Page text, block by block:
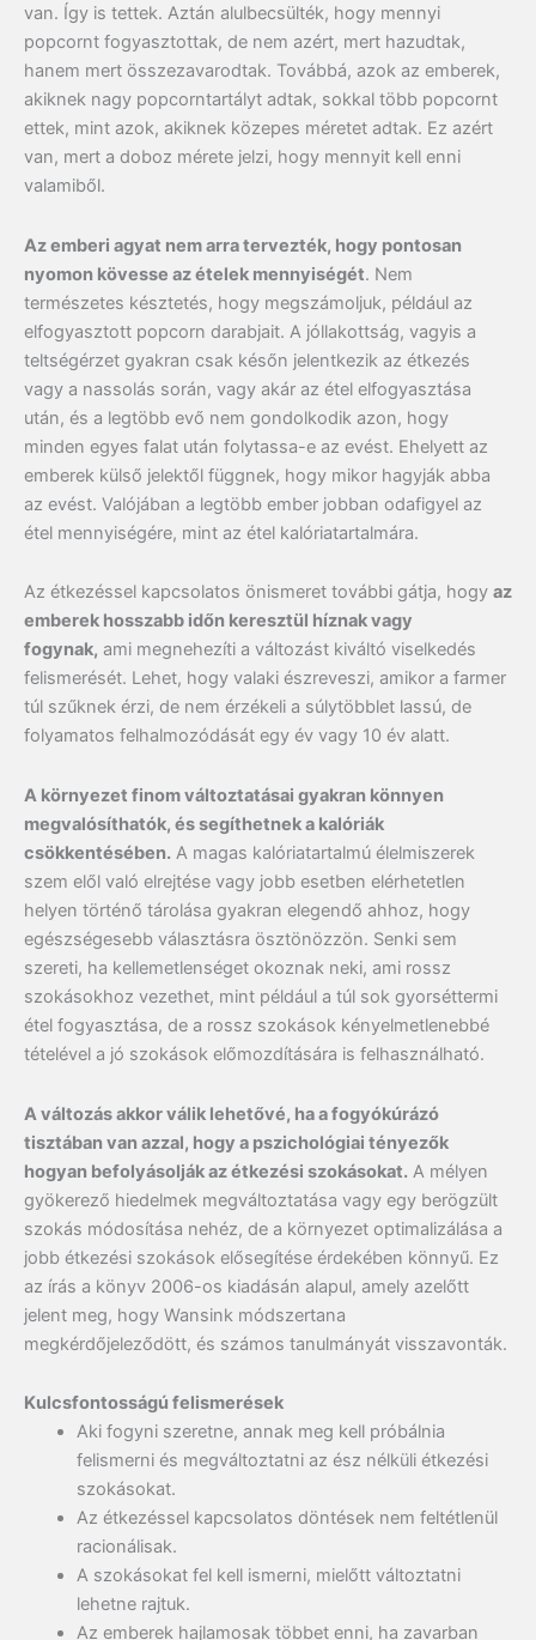
van. Így is tettek. Aztán alulbecsülték, hogy mennyi
popcornt fogyasztottak, de nem azért, mert hazudtak,
hanem mert összezavarodtak. Továbbá, azok az emberek,
akiknek nagy popcorntartályt adtak, sokkal több popcornt
ettek, mint azok, akiknek közepes méretet adtak. Ez azért
van, mert a doboz mérete jelzi, hogy mennyit kell enni
valamiből.
Az emberi agyat nem arra tervezték, hogy pontosan
nyomon kövesse az ételek mennyiségét. Nem
természetes késztetés, hogy megszámoljuk, például az
elfogyasztott popcorn darabjait. A jóllakottság, vagyis a
teltségérzet gyakran csak későn jelentkezik az étkezés
vagy a nassolás során, vagy akár az étel elfogyasztása
után, és a legtöbb evő nem gondolkodik azon, hogy
minden egyes falat után folytassa-e az evést. Ehelyett az
emberek külső jelektől függnek, hogy mikor hagyják abba
az evést. Valójában a legtöbb ember jobban odafigyel az
étel mennyiségére, mint az étel kalóriatartalmára.
Az étkezéssel kapcsolatos önismeret további gátja, hogy az
emberek hosszabb időn keresztül híznak vagy
fogynak, ami megnehezíti a változást kiváltó viselkedés
felismerését. Lehet, hogy valaki észreveszi, amikor a farmer
túl szűknek érzi, de nem érzékeli a súlytöbblet lassú, de
folyamatos felhalmozódását egy év vagy 10 év alatt.
A környezet finom változtatásai gyakran könnyen
megvalósíthatók, és segíthetnek a kalóriák
csökkentésében. A magas kalóriatartalmú élelmiszerek
szem elől való elrejtése vagy jobb esetben elérhetetlen
helyen történő tárolása gyakran elegendő ahhoz, hogy
egészségesebb választásra ösztönözzön. Senki sem
szereti, ha kellemetlenséget okoznak neki, ami rossz
szokásokhoz vezethet, mint például a túl sok gyorséttermi
étel fogyasztása, de a rossz szokások kényelmetlenebbé
tételével a jó szokások előmozdítására is felhasználható.
A változás akkor válik lehetővé, ha a fogyókúrázó
tisztában van azzal, hogy a pszichológiai tényezők
hogyan befolyásolják az étkezési szokásokat. A mélyen
gyökerező hiedelmek megváltoztatása vagy egy berögzült
szokás módosítása nehéz, de a környezet optimalizálása a
jobb étkezési szokások elősegítése érdekében könnyű. Ez
az írás a könyv 2006-os kiadásán alapul, amely azelőtt
jelent meg, hogy Wansink módszertana
megkérdőjeleződött, és számos tanulmányát visszavonták.
Kulcsfontosságú felismerések
Aki fogyni szeretne, annak meg kell próbálnia
felismerni és megváltoztatni az ész nélküli étkezési
szokásokat.
Az étkezéssel kapcsolatos döntések nem feltétlenül
racionálisak.
A szokásokat fel kell ismerni, mielőtt változtatni
lehetne rajtuk.
Az emberek hajlamosak többet enni, ha zavarban